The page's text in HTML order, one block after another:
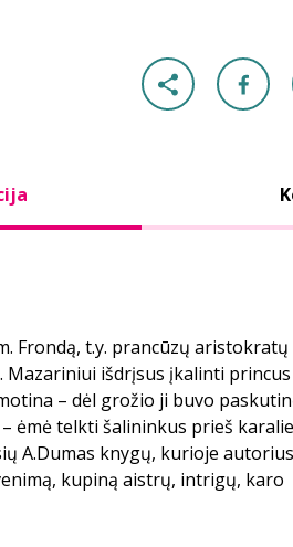
Frondą, t.y. prancūzų aristokratų
Mazariniui išdrįsus įkalinti
– dėl grožio ji buvo
ėmė telkti šalininkus prieš
A.Dumas knygų, kurioje autorius
kupiną aistrų, intrigų, karo